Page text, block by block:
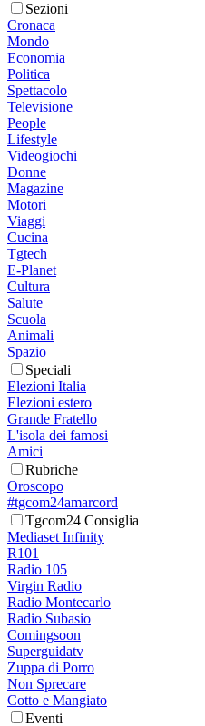
Sezioni
Cronaca
Mondo
Economia
Politica
Spettacolo
Televisione
People
Lifestyle
Videogiochi
Donne
Magazine
Motori
Viaggi
Cucina
Tgtech
E-Planet
Cultura
Salute
Scuola
Animali
Spazio
Speciali
Elezioni Italia
Elezioni estero
Grande Fratello
L'isola dei famosi
Amici
Rubriche
Oroscopo
#tgcom24amarcord
Tgcom24 Consiglia
Mediaset Infinity
R101
Radio 105
Virgin Radio
Radio Montecarlo
Radio Subasio
Comingsoon
Superguidatv
Zuppa di Porro
Non Sprecare
Cotto e Mangiato
Eventi